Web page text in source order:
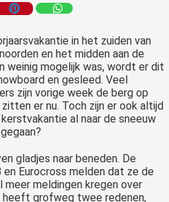
in het zuiden van
en het midden aan de
weinig mogelijk was, wordt er dit
en gesleed. Veel
zijn vorige week de berg op
er nu. Toch zijn er ook altijd
al naar de sneeuw
gladjes naar beneden. De
Eurocross melden dat ze de
meldingen kregen over
heeft grofweg twee redenen,